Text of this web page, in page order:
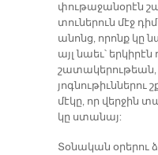
փութաջանօրէն
տուներուն մէջ
անոնց, որոնք կը
այլ նաեւ՝
շատակերութեան,
յոգնութիւններու
մէկը, որ վերջին
կը ստանայ:
Տօնական օրերու